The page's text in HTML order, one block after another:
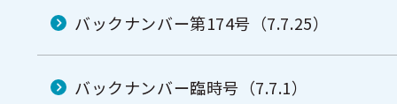
バックナンバー第174号（7.7.25）
バックナンバー臨時号（7.7.1）